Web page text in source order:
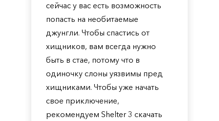
сейчас у вас есть возможность
попасть на необитаемые
джунгли. Чтобы спастись от
хищников, вам всегда нужно
быть в стае, потому что в
одиночку слоны уязвимы пред
хищниками. Чтобы уже начать
свое приключение,
рекомендуем Shelter 3 скачать